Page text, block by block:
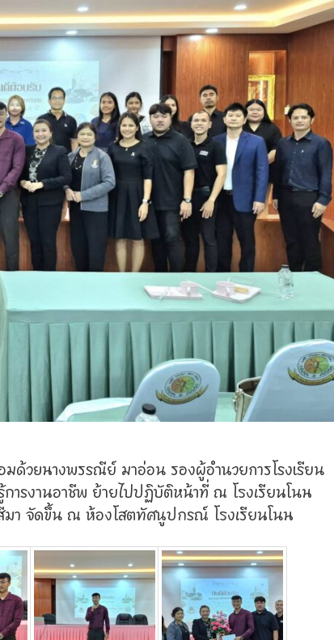
มด้วยนางพรรณีย์ มาอ่อน รองผู้อำนวยการโรงเรียน
ารงานอาชีพ ย้ายไปปฏิบัติหน้าที่ ณ โรงเรียนโนน
า จัดขึ้น ณ ห้องโสตทัศนูปกรณ์ โรงเรียนโนน